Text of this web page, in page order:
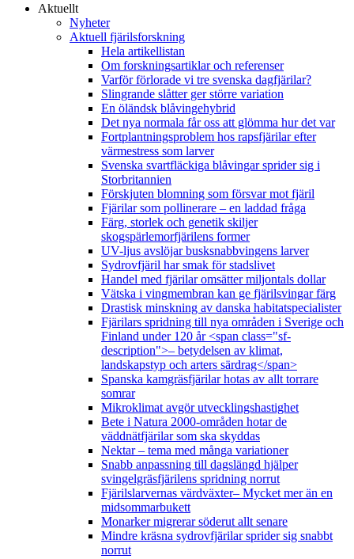
Aktuellt
Nyheter
Aktuell fjärilsforskning
Hela artikellistan
Om forskningsartiklar och referenser
Varför förlorade vi tre svenska dagfjärilar?
Slingrande slåtter ger större variation
En öländsk blåvingehybrid
Det nya normala får oss att glömma hur det var
Fortplantningsproblem hos rapsfjärilar efter
värmestress som larver
Svenska svartfläckiga blåvingar sprider sig i
Storbritannien
Förskjuten blomning som försvar mot fjäril
Fjärilar som pollinerare – en laddad fråga
Färg, storlek och genetik skiljer
skogspärlemorfjärilens former
UV-ljus avslöjar busksnabbvingens larver
Sydrovfjäril har smak för stadslivet
Handel med fjärilar omsätter miljontals dollar
Vätska i vingmembran kan ge fjärilsvingar färg
Drastisk minskning av danska habitatspecialister
Fjärilars spridning till nya områden i Sverige och
Finland under 120 år <span class="sf-
description">– betydelsen av klimat,
landskapstyp och arters särdrag</span>
Spanska kamgräsfjärilar hotas av allt torrare
somrar
Mikroklimat avgör utvecklingshastighet
Bete i Natura 2000-områden hotar de
väddnätfjärilar som ska skyddas
Nektar – tema med många variationer
Snabb anpassning till dagslängd hjälper
svingelgräsfjärilens spridning norrut
Fjärilslarvernas värdväxter– Mycket mer än en
midsommarbukett
Monarker migrerar söderut allt senare
Mindre kräsna sydrovfjärilar sprider sig snabbt
norrut